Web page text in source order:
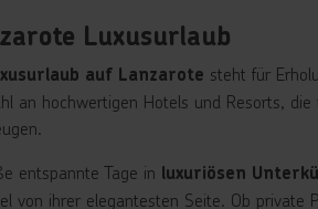
Luxusurlaub
auf Lanzarote steht für
an hochwertigen Hotels und Resorts,
entspannte Tage in luxuriösen
von ihrer elegantesten Seite. Ob private